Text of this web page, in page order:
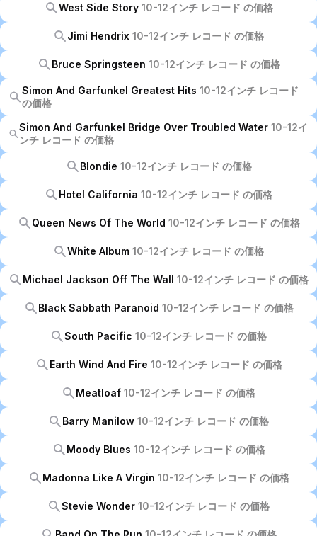
West Side Story 10-12インチ レコード の価格
Jimi Hendrix 10-12インチ レコード の価格
Bruce Springsteen 10-12インチ レコード の価格
Simon And Garfunkel Greatest Hits 10-12インチ レコード
の価格
Simon And Garfunkel Bridge Over Troubled Water 10-12イ
ンチ レコード の価格
Blondie 10-12インチ レコード の価格
Hotel California 10-12インチ レコード の価格
Queen News Of The World 10-12インチ レコード の価格
White Album 10-12インチ レコード の価格
Michael Jackson Off The Wall 10-12インチ レコード の価格
Black Sabbath Paranoid 10-12インチ レコード の価格
South Pacific 10-12インチ レコード の価格
Earth Wind And Fire 10-12インチ レコード の価格
Meatloaf 10-12インチ レコード の価格
Barry Manilow 10-12インチ レコード の価格
Moody Blues 10-12インチ レコード の価格
Madonna Like A Virgin 10-12インチ レコード の価格
Stevie Wonder 10-12インチ レコード の価格